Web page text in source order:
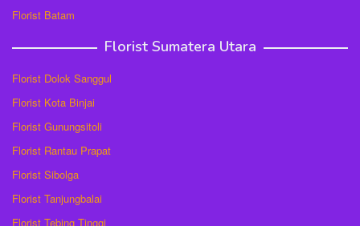
Florist Batam
Florist Sumatera Utara
Florist Dolok Sanggul
Florist Kota Binjai
Florist Gunungsitoli
Florist Rantau Prapat
Florist Sibolga
Florist Tanjungbalai
Florist Tebing Tinggi